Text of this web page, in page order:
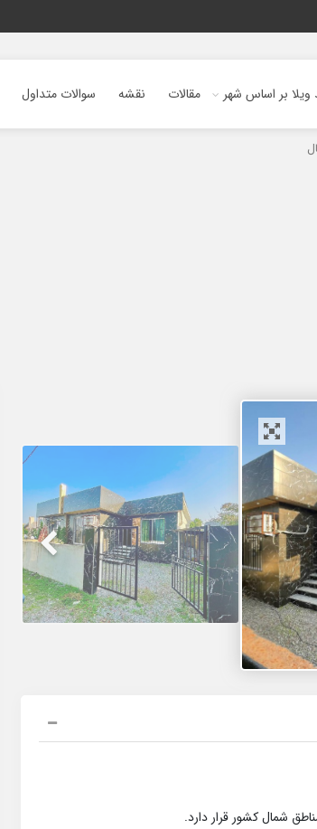
ویلا بر اساس شهر مقالات نقشه سوالات متداول
شمال کشور قرار دارد.